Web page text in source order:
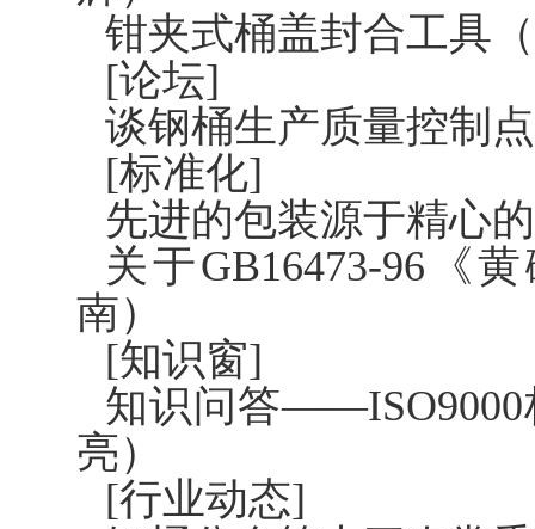
钳夹式桶盖封合工具
[论坛]
谈钢桶生产质量控制
[标准化]
先进的包装源于精心
关于GB16473-96《
南）
[知识窗]
知识问答——ISO9000
亮）
[行业动态]